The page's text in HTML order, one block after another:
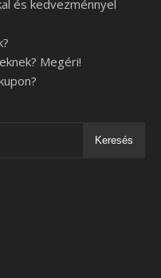
és kedvezménnyel
Megéri!
Keresés